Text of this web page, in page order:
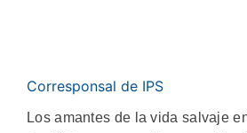
Corresponsal de IPS
Los amantes de la vida salvaje